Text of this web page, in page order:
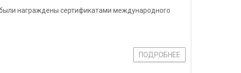
награждены сертификатами международного
ПОДРОБНЕЕ